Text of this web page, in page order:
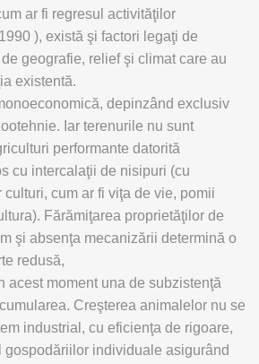
ar fi regresul activităţilor
), există şi factori legaţi de
geografie, relief şi climat care au
existentă.
depinzând exclusiv
Iar terenurile nu sunt
performante datorită
cu intercalaţii de nisipuri (cu
cum ar fi viţa de vie, pomii
Fărămiţarea proprietăţilor de
şi absenţa mecanizării determină o
redusă,
acest moment una de subzistenţă
Creşterea animalelor nu se
industrial, cu eficienţa de rigoare,
gospodăriilor individuale asigurând